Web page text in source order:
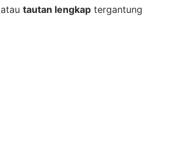
atau tautan lengkap tergantung